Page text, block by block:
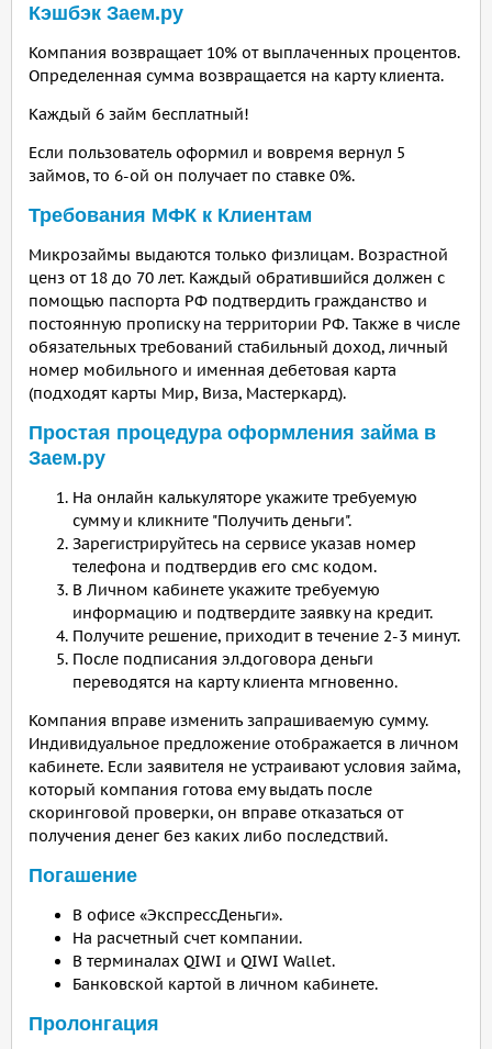
Кэшбэк Заем.ру
Компания возвращает 10% от выплаченных процентов.
Определенная сумма возвращается на карту клиента.
Каждый 6 займ бесплатный!
Если пользователь оформил и вовремя вернул 5
займов, то 6-ой он получает по ставке 0%.
Требования МФК к Клиентам
Микрозаймы выдаются только физлицам. Возрастной
ценз от 18 до 70 лет. Каждый обратившийся должен с
помощью паспорта РФ подтвердить гражданство и
постоянную прописку на территории РФ. Также в числе
обязательных требований стабильный доход, личный
номер мобильного и именная дебетовая карта
(подходят карты Мир, Виза, Мастеркард).
Простая процедура оформления займа в
Заем.ру
На онлайн калькуляторе укажите требуемую
сумму и кликните "Получить деньги".
Зарегистрируйтесь на сервисе указав номер
телефона и подтвердив его смс кодом.
В Личном кабинете укажите требуемую
информацию и подтвердите заявку на кредит.
Получите решение, приходит в течение 2-3 минут.
После подписания эл.договора деньги
переводятся на карту клиента мгновенно.
Компания вправе изменить запрашиваемую сумму.
Индивидуальное предложение отображается в личном
кабинете. Если заявителя не устраивают условия займа,
который компания готова ему выдать после
скоринговой проверки, он вправе отказаться от
получения денег без каких либо последствий.
Погашение
В офисе «ЭкспрессДеньги».
На расчетный счет компании.
В терминалах QIWI и QIWI Wallet.
Банковской картой в личном кабинете.
Пролонгация